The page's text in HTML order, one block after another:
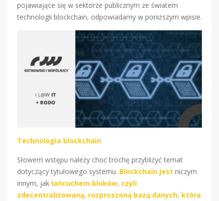
pojawiające się w sektorze publicznym ze światem
technologii blockchain, odpowiadamy w poniższym wpisie.
Technologia blockchain
Słowem wstępu należy choć trochę przybliżyć temat
dotyczący tytułowego systemu. Blockchain jest niczym
innym, jak łańcuchem bloków, czyli
zdecentralizowaną, rozproszoną bazą danych, która